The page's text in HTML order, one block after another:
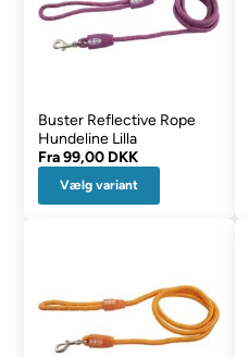
Buster Reflective Rope
Hundeline Lilla
Fra99,00 DKK
Vælg variant